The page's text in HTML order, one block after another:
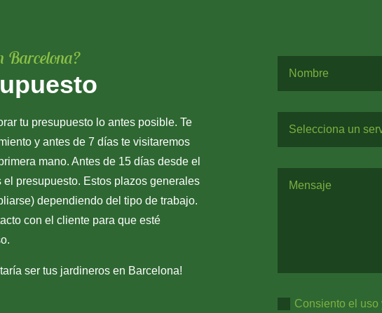
Barcelona?
tu presupuesto lo antes posible. Te
y antes de 7 días te visitaremos
mano. Antes de 15 días desde el
el presupuesto. Estos plazos generales
dependiendo del tipo de trabajo.
con el cliente para que esté
ser tus jardineros en Barcelona!
Consiento el uso